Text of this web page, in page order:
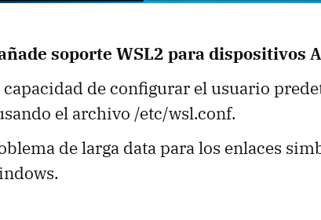
soporte WSL2 para dispositivos
capacidad de configurar el usuario
el archivo /etc/wsl.conf.
de larga data para los enlaces